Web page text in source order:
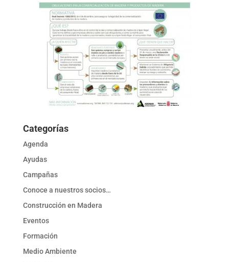
Categorías
Agenda
Ayudas
Campañas
Conoce a nuestros socios…
Construcción en Madera
Eventos
Formación
Medio Ambiente